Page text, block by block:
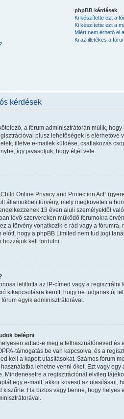
phpBB kérdések
Ki készítette ezt a
Ki készítette ezt a
Miért nem érhető el
Ki az illetékes a
kérdések
a fórum adminisztrátorán múlik,
plusz lehetőségek is elérhetővé
illetve e-mailek küldése, csatlakozás
így javasoljuk, hogy éljél vele.
Online Privacy and Protection Act”
államokbeli törvény, mely megköveteli a
13 éven aluli személyektől
lévő szervereken működő fórumokra
a törvény vonatkozik-e rád vagy a fórumra,
előtt, hogy a phpBB Limited nem tud jogi
hozzájuk kell fordulni.
letiltotta az IP-címed vagy a regisztrálni
kikapcsolásra került, hogy ne tudjanak új
egyik adminisztrátorával.
belépni
adtad-e meg a felhasználóneved és
támogatás be van kapcsolva, és a
kell a kapott utasításokat. Számos fórum
lehetne venni őket. Ezt vagy egy
Mindenesetre a regisztrációnál elvileg
egy e-mailt, akkor kövesd az utasításait,
kiszűrte. Ha biztos vagy benne, hogy helyes